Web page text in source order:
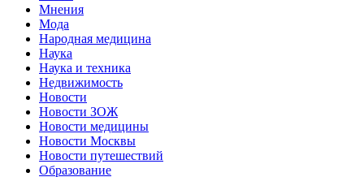
Мнения
Мода
Народная медицина
Наука
Наука и техника
Недвижимость
Новости
Новости ЗОЖ
Новости медицины
Новости Москвы
Новости путешествий
Образование